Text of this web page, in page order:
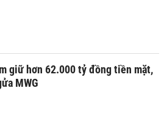
giữ hơn 62.000 tỷ đồng tiền mặt,
MWG